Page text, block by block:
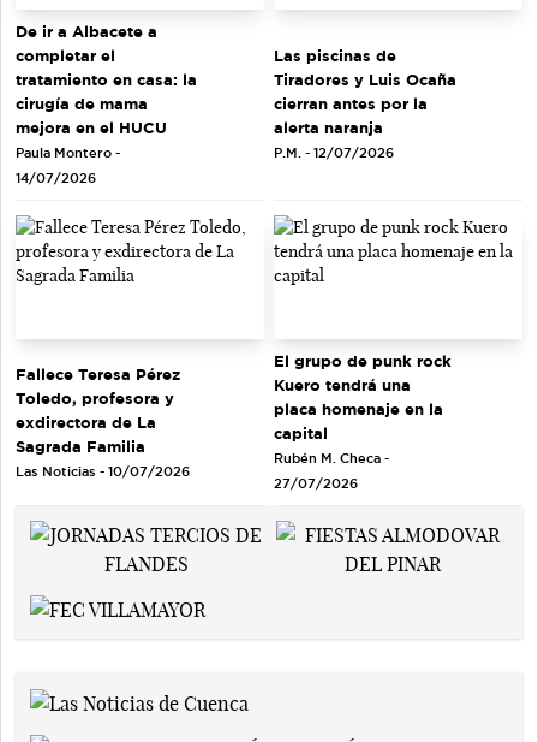
De ir a Albacete a
completar el
tratamiento en casa: la
cirugía de mama
mejora en el HUCU
Paula Montero -
14/07/2026
Las piscinas de
Tiradores y Luis Ocaña
cierran antes por la
alerta naranja
P.M. - 12/07/2026
Fallece Teresa Pérez
Toledo, profesora y
exdirectora de La
Sagrada Familia
Las Noticias - 10/07/2026
El grupo de punk rock
Kuero tendrá una
placa homenaje en la
capital
Rubén M. Checa -
27/07/2026